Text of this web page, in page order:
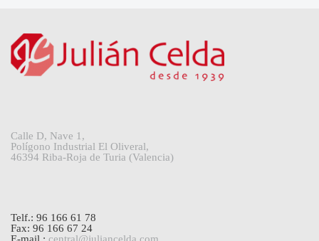
Calle D, Nave 1,
Polígono Industrial El Oliveral,
46394 Riba-Roja de Turia (Valencia)
Telf.: 96 166 61 78
Fax: 96 166 67 24
E-mail.: central@juliancelda.com